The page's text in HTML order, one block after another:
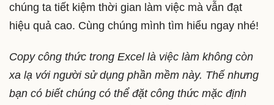
chúng ta tiết kiệm thời gian làm việc mà vẫn đạt
hiệu quả cao. Cùng chúng mình tìm hiểu ngay nhé!
Copy công thức trong Excel là việc làm không còn
xa lạ với người sử dụng phần mềm này. Thế nhưng
bạn có biết chúng có thể đặt công thức mặc định